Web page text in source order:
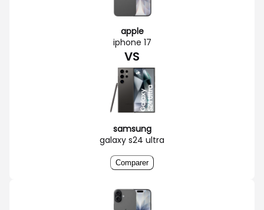
apple
iphone 17
VS
samsung
galaxy s24 ultra
Comparer